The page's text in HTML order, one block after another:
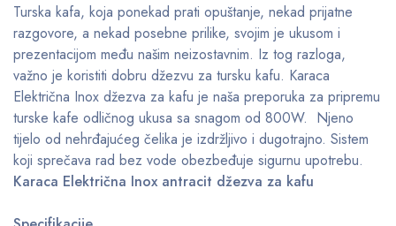
Turska kafa, koja ponekad prati opuštanje, nekad prijatne
razgovore, a nekad posebne prilike, svojim je ukusom i
prezentacijom među našim neizostavnim. Iz tog razloga,
važno je koristiti dobru džezvu za tursku kafu. Karaca
Električna Inox džezva za kafu je naša preporuka za pripremu
turske kafe odličnog ukusa sa snagom od 800W. Njeno
tijelo od nehrđajućeg čelika je izdržljivo i dugotrajno. Sistem
koji sprečava rad bez vode obezbeđuje sigurnu upotrebu.
Karaca Električna Inox antracit džezva za kafu